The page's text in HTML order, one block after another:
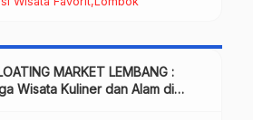
Alam & Budaya
MARKET LEMBANG :
Wisata Kuliner dan Alam di